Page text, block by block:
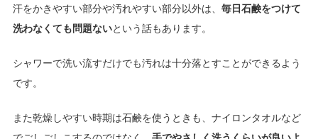
汗をかきやすい部分や汚れやすい部分以外は、 毎日石鹸をつけて
洗わなくても問題ないという話もあります。
シャワーで洗い流すだけでも汚れは十分落とすことができるよう
です。
また乾燥しやすい時期は石鹸を使うときも、ナイロンタオルなど